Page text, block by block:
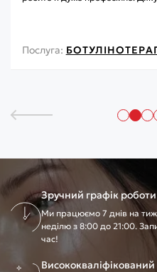
Послуга:
Зручний графік роботи
Ми працюємо 7 днів на
неділю з 8:00 до 21:00.
час!